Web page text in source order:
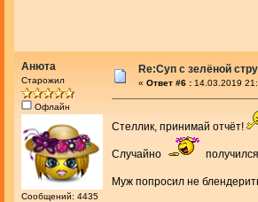
Анюта
Старожил
Офлайн
Сообщений: 4435
Re:Cуп с зелёной
« Ответ #6 : 14.03.2019
Стеллик, принимай отчёт!
Случайно
Муж попросил не